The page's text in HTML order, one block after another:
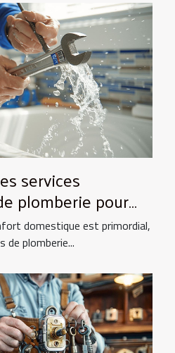
services
plomberie pour
domestique est primordial,
de plomberie...